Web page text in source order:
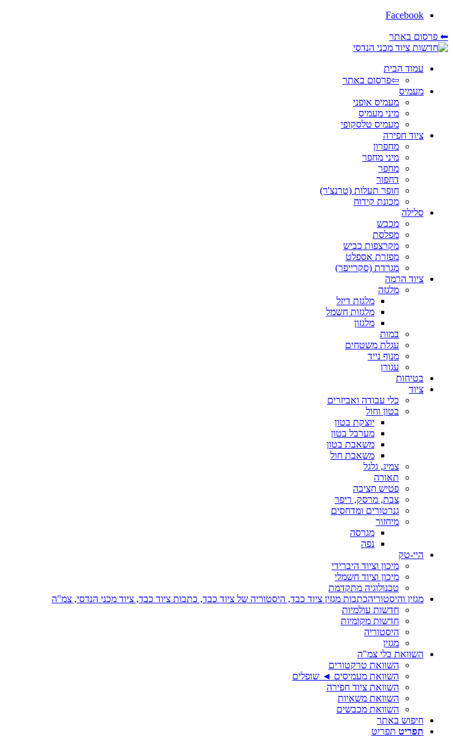
Facebook
⬅ פרסום באתר
עמוד הבית
⇦פרסום באתר
מעמיס
מעמיס אופני
מיני מעמיס
מעמיס טלסקופי
ציוד חפירה
מחפרון
מיני מחפר
מחפר
דחפור
חופר תעלות (טרנצ'ר)
מכונת קידוח
סלילה
מכבש
מפלסת
מקרצפות כביש
מפזרת אספלט
מגרדת (סקרייפר)
ציוד הרמה
מלגזה
מלגזת דיזל
מלגזות חשמל
מלגזון
במות
עגלת משטחים
מנוף נייד
עגורן
בטיחות
ציוד
כלי עבודה ואביזרים
בטון וחול
יוצקת בטון
מערבל בטון
משאבת בטון
משאבת חול
צמיג, גלגל
תאורה
פטיש חציבה
צבת, מרסק, ריפר
גנרטורים ומדחסים
מיחזור
מגרסה
נפה
היי-טק
מיכון וציוד היברידי
מיכון וציוד חשמלי
טכנולוגיה מתקדמת
מגזין והיסטוריהכתבות מגזין ציוד כבד, היסטוריה של ציוד כבד, כתבות ציוד כבד, ציוד מכני הנדסי, צמ"ה
חדשות עולמיות
חדשות מקומיות
היסטוריה
מגזין
השוואת כלי צמ"ה
השוואת טרקטורים
השוואת מעמיסים ◄ שופלים
השוואת ציוד חפירה
השוואת משאיות
השוואת מכבשים
חיפוש באתר
תפריט תפריט